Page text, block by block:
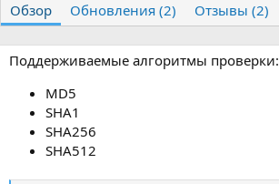
р
с
д
Обзор Обновления (2) Отзывы (2)
Поддерживаемые алгоритмы проверки:
MD5
SHA1
SHA256
SHA512